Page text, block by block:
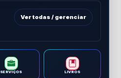
Ver todas / gerenciar
SERVIÇOS LIVROS